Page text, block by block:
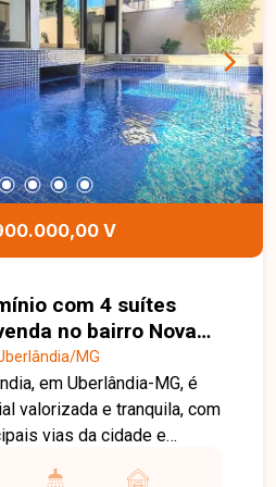
aquecida, ducha,
O condomínio
completa com academia,
quadras de esportes e
em contato para mais
uma visita para conhecer
V
com 4 suítes
no bairro Nova
MG
MG
em Uberlândia-MG, é
valorizada e tranquila, com
vias da cidade e